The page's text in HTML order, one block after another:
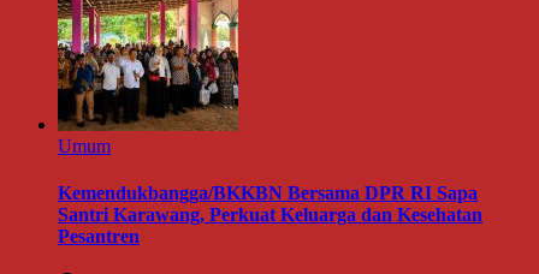
Umum
Kemendukbangga/BKKBN Bersama DPR RI Sapa
Santri Karawang, Perkuat Keluarga dan Kesehatan
Pesantren